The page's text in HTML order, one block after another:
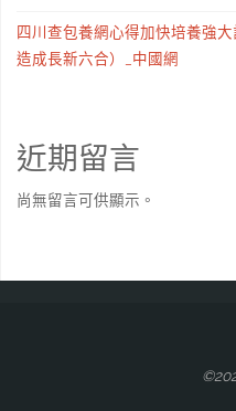
四川查包養網心得加快培養強
造成長新六合）_中國網
近期留言
尚無留言可供顯示。